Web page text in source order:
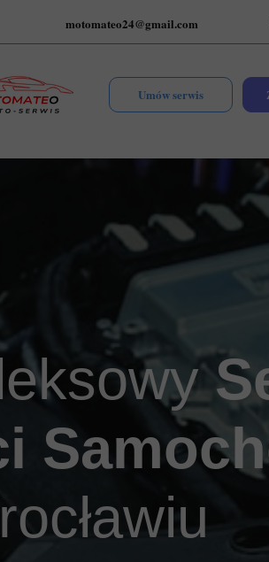
Umów serwis
motomateo24@gmail.com